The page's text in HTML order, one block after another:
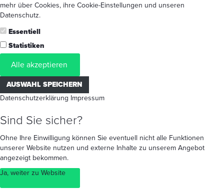
mehr über Cookies, ihre Cookie-Einstellungen und unseren
Datenschutz.
Essentiell
Statistiken
Alle akzeptieren
AUSWAHL SPEICHERN
Datenschutzerklärung Impressum
Sind Sie sicher?
Ohne Ihre Einwilligung können Sie eventuell nicht alle Funktionen
unserer Website nutzen und externe Inhalte zu unserem Angebot
angezeigt bekommen.
Ja, weiter zu Website